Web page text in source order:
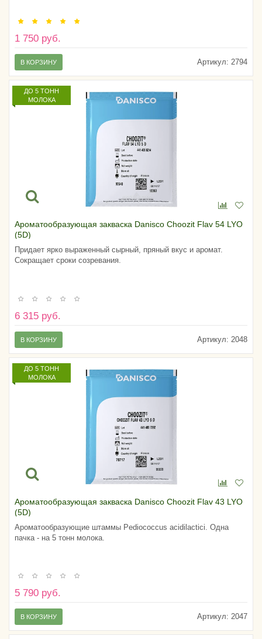
1 750 руб.
Артикул: 2794
В КОРЗИНУ
ДО 5 ТОНН
МОЛОКА
Ароматообразующая закваска Danisсo Choozit Flav 54 LYO
(5D)
Придает ярко выраженный сырный, пряный вкус и аромат.
Сокращает сроки созревания.
6 315 руб.
Артикул: 2048
В КОРЗИНУ
ДО 5 ТОНН
МОЛОКА
Ароматообразующая закваска Danisсo Choozit Flav 43 LYO
(5D)
Ароматообразующие штаммы Pediococcus acidilactici. Одна
пачка - на 5 тонн молока.
5 790 руб.
Артикул: 2047
В КОРЗИНУ